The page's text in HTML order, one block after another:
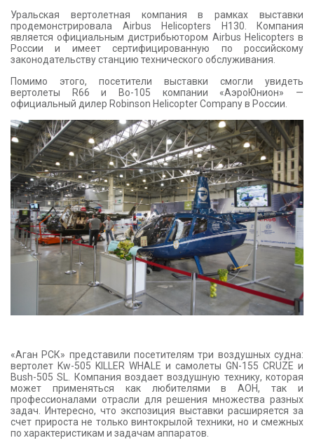
Уральская вертолетная компания в рамках выставки
продемонстрировала Airbus Helicopters H130. Компания
является официальным дистрибьютором Airbus Helicopters в
России и имеет сертифицированную по российскому
законодательству станцию технического обслуживания.
Помимо этого, посетители выставки смогли увидеть
вертолеты R66 и Bo-105 компании «АэроЮнион» —
официальный дилер Robinson Helicopter Company в России.
«Аган РСК» представили посетителям три воздушных судна:
вертолет Kw-505 KILLER WHALE и самолеты GN-155 CRUZE и
Bush-505 SL. Компания воздает воздушную технику, которая
может применяться как любителями в АОН, так и
профессионалами отрасли для решения множества разных
задач. Интересно, что экспозиция выставки расширяется за
счет прироста не только винтокрылой техники, но и смежных
по характеристикам и задачам аппаратов.